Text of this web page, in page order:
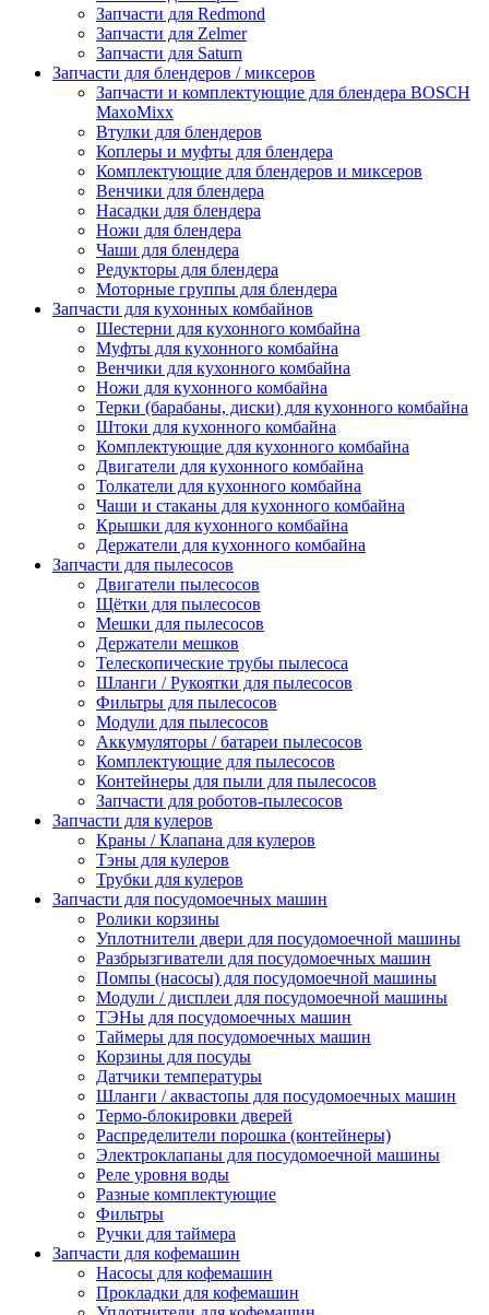
Запчасти для Redmond
Запчасти для Zelmer
Запчасти для Saturn
Запчасти для блендеров / миксеров
Запчасти и комплектующие для блендера BOSCH
MaxoMixx
Втулки для блендеров
Коплеры и муфты для блендера
Комплектующие для блендеров и миксеров
Венчики для блендера
Насадки для блендера
Ножи для блендера
Чаши для блендера
Редукторы для блендера
Моторные группы для блендера
Запчасти для кухонных комбайнов
Шестерни для кухонного комбайна
Муфты для кухонного комбайна
Венчики для кухонного комбайна
Ножи для кухонного комбайна
Терки (барабаны, диски) для кухонного комбайна
Штоки для кухонного комбайна
Комплектующие для кухонного комбайна
Двигатели для кухонного комбайна
Толкатели для кухонного комбайна
Чаши и стаканы для кухонного комбайна
Крышки для кухонного комбайна
Держатели для кухонного комбайна
Запчасти для пылесосов
Двигатели пылесосов
Щётки для пылесосов
Мешки для пылесосов
Держатели мешков
Телескопические трубы пылесоса
Шланги / Рукоятки для пылесосов
Фильтры для пылесосов
Модули для пылесосов
Аккумуляторы / батареи пылесосов
Комплектующие для пылесосов
Контейнеры для пыли для пылесосов
Запчасти для роботов-пылесосов
Запчасти для кулеров
Краны / Клапана для кулеров
Тэны для кулеров
Трубки для кулеров
Запчасти для посудомоечных машин
Ролики корзины
Уплотнители двери для посудомоечной машины
Разбрызгиватели для посудомоечных машин
Помпы (насосы) для посудомоечной машины
Модули / дисплеи для посудомоечной машины
ТЭНы для посудомоечных машин
Таймеры для посудомоечных машин
Корзины для посуды
Датчики температуры
Шланги / аквастопы для посудомоечных машин
Термо-блокировки дверей
Распределители порошка (контейнеры)
Электроклапаны для посудомоечной машины
Реле уровня воды
Разные комплектующие
Фильтры
Ручки для таймера
Запчасти для кофемашин
Насосы для кофемашин
Прокладки для кофемашин